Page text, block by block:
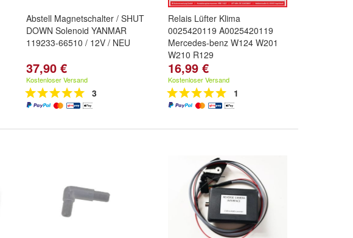
Abstell Magnetschalter / SHUT
DOWN Solenoid YANMAR
119233-66510 / 12V / NEU
37,90 €
Kostenloser Versand
3
Relais Lüfter Klima
0025420119 A0025420119
Mercedes-benz W124 W201
W210 R129
16,99 €
Kostenloser Versand
1